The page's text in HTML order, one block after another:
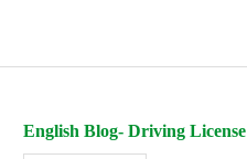
English Blog- Driving License